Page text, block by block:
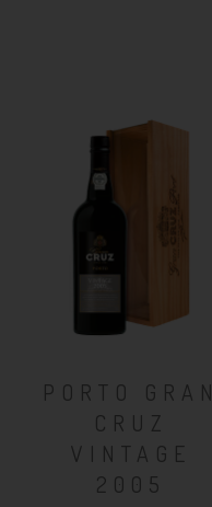
PORTO GRAN
CRUZ
VINTAGE
2005